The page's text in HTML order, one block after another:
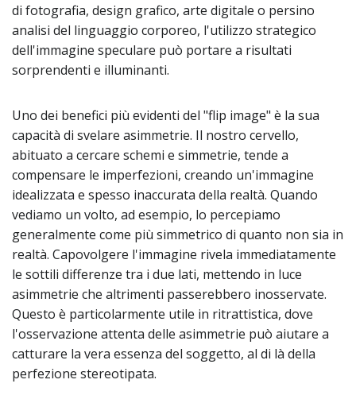
di fotografia, design grafico, arte digitale o persino
analisi del linguaggio corporeo, l'utilizzo strategico
dell'immagine speculare può portare a risultati
sorprendenti e illuminanti.
Uno dei benefici più evidenti del "flip image" è la sua
capacità di svelare asimmetrie. Il nostro cervello,
abituato a cercare schemi e simmetrie, tende a
compensare le imperfezioni, creando un'immagine
idealizzata e spesso inaccurata della realtà. Quando
vediamo un volto, ad esempio, lo percepiamo
generalmente come più simmetrico di quanto non sia in
realtà. Capovolgere l'immagine rivela immediatamente
le sottili differenze tra i due lati, mettendo in luce
asimmetrie che altrimenti passerebbero inosservate.
Questo è particolarmente utile in ritrattistica, dove
l'osservazione attenta delle asimmetrie può aiutare a
catturare la vera essenza del soggetto, al di là della
perfezione stereotipata.